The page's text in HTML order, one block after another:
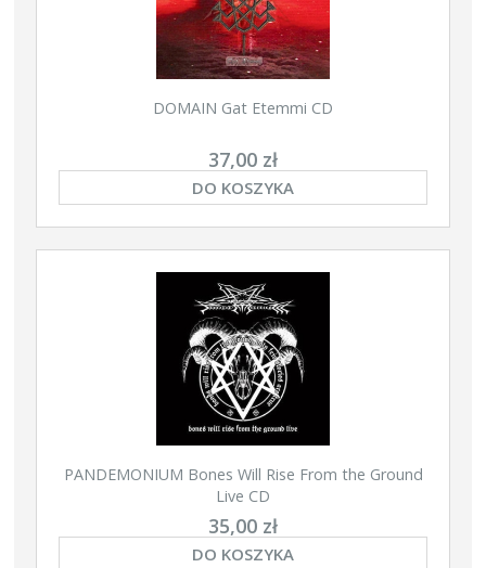
DOMAIN Gat Etemmi CD
37,00 zł
DO KOSZYKA
PANDEMONIUM Bones Will Rise From the Ground
Live CD
35,00 zł
DO KOSZYKA